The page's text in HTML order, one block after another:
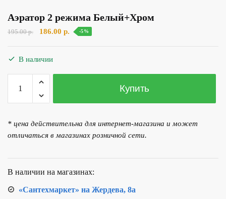
Аэратор 2 режима Белый+Хром
195.00р.
Первоначальная
186.00 р. Текущая
-5%
В наличии
Количество
товара
Аэратор
режима
Белый+Хром
Купить
* цена действительна для интернет-магазина и может
отличаться в магазинах розничной сети.
В наличии на магазинах:
«Сантехмаркет» на Жердева, 8а